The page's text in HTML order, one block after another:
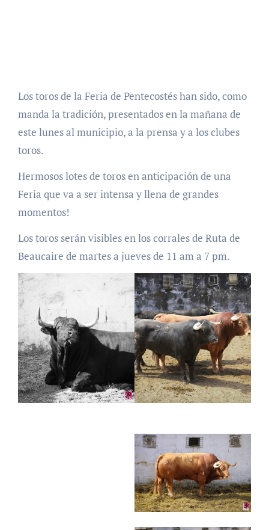
Los toros de la Feria de Pentecostés han sido, como
manda la tradición, presentados en la mañana de
este lunes al municipio, a la prensa y a los clubes
toros.
Hermosos lotes de toros en anticipación de una
Feria que va a ser intensa y llena de grandes
momentos!
Los toros serán visibles en los corrales de Ruta de
Beaucaire de martes a jueves de 11 am a 7 pm.